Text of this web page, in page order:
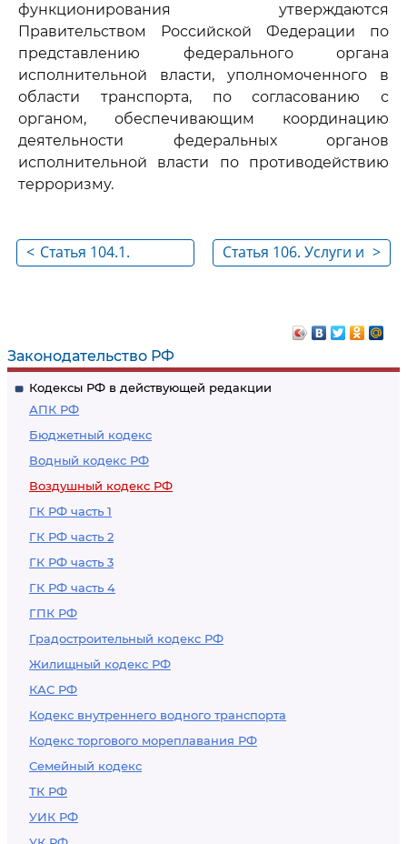
Законодательство РФ
Кодексы РФ в действующей редакции
АПК РФ
Бюджетный кодекс
Водный кодекс РФ
Воздушный кодекс РФ
ГК РФ часть 1
ГК РФ часть 2
ГК РФ часть 3
ГК РФ часть 4
ГПК РФ
Градостроительный кодекс РФ
Жилищный кодекс РФ
КАС РФ
Кодекс внутреннего водного транспорта
Кодекс торгового мореплавания РФ
Семейный кодекс
ТК РФ
УИК РФ
функционирования утверждаются
Правительством Российской Федерации по
представлению федерального органа
исполнительной власти, уполномоченного в
области транспорта, по согласованию с
органом, обеспечивающим координацию
деятельности федеральных органов
исполнительной власти по противодействию
терроризму.
< Статья 104.1.
воздушного судна с
экипажем для
осуществления
воздушных
перевозок
пассажиров, багажа,
грузов и почты
>
Статья 106. Услуги и
пассажирам
воздушных судов